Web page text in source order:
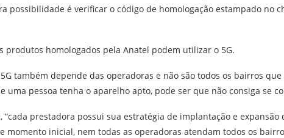
possibilidade é verificar o código de homologação estampado no
produtos homologados pela Anatel podem utilizar o 5G.
também depende das operadoras e não são todos os bairros que
uma pessoa tenha o aparelho apto, pode ser que não consiga se
“cada prestadora possui sua estratégia de implantação e expansão
momento inicial, nem todas as operadoras atendam todos os